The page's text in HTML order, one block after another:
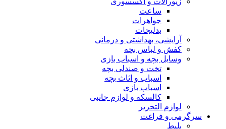
ساعت
جواهرات
بدلیجات
آرایشی، بهداشتی و درمانی
کفش و لباس بچه
وسایل بچه و اسباب بازی
تخت و صندلی بچه
اسباب و اثاث بچه
اسباب بازی
کالسکه و لوازم جانبی
لوازم التحریر
سرگرمی و فراغت
بلیط